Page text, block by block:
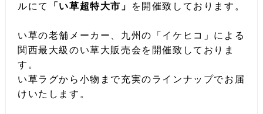
ルにて
「い草超特大市」 を開催致しております。
い草の老舗メーカー、九州の「イケヒコ」による
関西最大級のい草大販売会を開催致しておりま
す。
い草ラグから小物まで充実のラインナップでお届
けいたします。